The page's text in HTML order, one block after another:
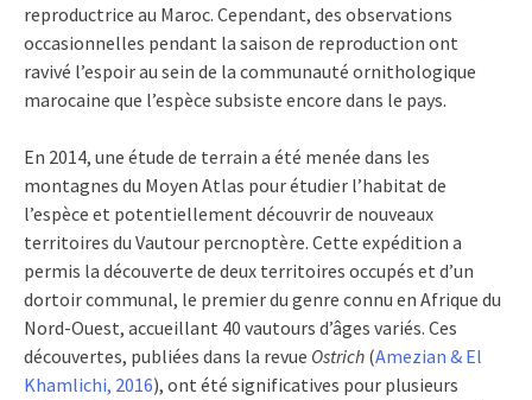
reproductrice au Maroc. Cependant, des observations
occasionnelles pendant la saison de reproduction ont
ravivé l’espoir au sein de la communauté ornithologique
marocaine que l’espèce subsiste encore dans le pays.
En 2014, une étude de terrain a été menée dans les
montagnes du Moyen Atlas pour étudier l’habitat de
l’espèce et potentiellement découvrir de nouveaux
territoires du Vautour percnoptère. Cette expédition a
permis la découverte de deux territoires occupés et d’un
dortoir communal, le premier du genre connu en Afrique du
Nord-Ouest, accueillant 40 vautours d’âges variés. Ces
découvertes, publiées dans la revue Ostrich (Amezian & El
Khamlichi, 2016), ont été significatives pour plusieurs